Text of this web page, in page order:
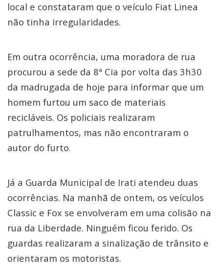
local e constataram que o veículo Fiat Linea
não tinha irregularidades.
Em outra ocorrência, uma moradora de rua
procurou a sede da 8ª Cia por volta das 3h30
da madrugada de hoje para informar que um
homem furtou um saco de materiais
recicláveis. Os policiais realizaram
patrulhamentos, mas não encontraram o
autor do furto.
Já a Guarda Municipal de Irati atendeu duas
ocorrências. Na manhã de ontem, os veículos
Classic e Fox se envolveram em uma colisão na
rua da Liberdade. Ninguém ficou ferido. Os
guardas realizaram a sinalização de trânsito e
orientaram os motoristas.